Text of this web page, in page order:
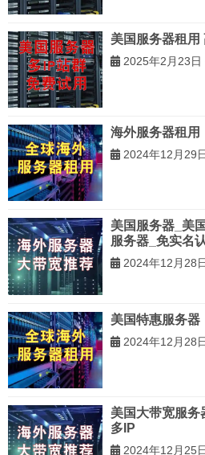
美国服务器租用
2025年2月23日
海外服务器租用
2024年12月29
美国服务器_美
服务器_免实名
2024年12月28
美国特惠服务器
2024年12月28
美国大带宽服务
多IP
2024年12月25